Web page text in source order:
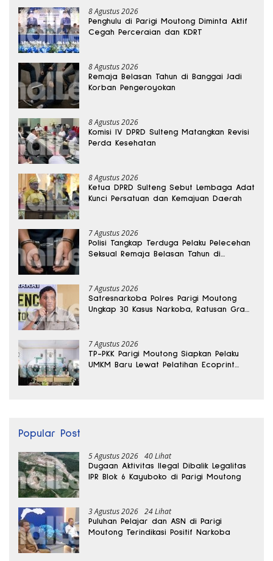
8 Agustus 2026
Penghulu di Parigi Moutong Diminta Aktif
Cegah Perceraian dan KDRT
8 Agustus 2026
Remaja Belasan Tahun di Banggai Jadi
Korban Pengeroyokan
8 Agustus 2026
Komisi IV DPRD Sulteng Matangkan Revisi
Perda Kesehatan
8 Agustus 2026
Ketua DPRD Sulteng Sebut Lembaga Adat
Kunci Persatuan dan Kemajuan Daerah
7 Agustus 2026
Polisi Tangkap Terduga Pelaku Pelecehan
Seksual Remaja Belasan Tahun di
7 Agustus 2026
Satresnarkoba Polres Parigi Moutong
Ungkap 30 Kasus Narkoba, Ratusan Gram
7 Agustus 2026
TP-PKK Parigi Moutong Siapkan Pelaku
UMKM Baru Lewat Pelatihan Ecoprint
Popular Post
5 Agustus 2026 40 Lihat
Dugaan Aktivitas Ilegal Dibalik Legalitas
IPR Blok 6 Kayuboko di Parigi Moutong
3 Agustus 2026 24 Lihat
Puluhan Pelajar dan ASN di Parigi
Moutong Terindikasi Positif Narkoba